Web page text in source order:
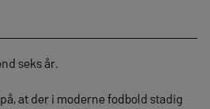
seks år.
at der i moderne fodbold stadig